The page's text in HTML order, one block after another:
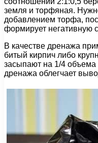
земля и торфяная.
добавлением торфа,
формирует негативную
В качестве дренажа
битый кирпич либо
засыпают на 1/4 объема
дренажа облегчает